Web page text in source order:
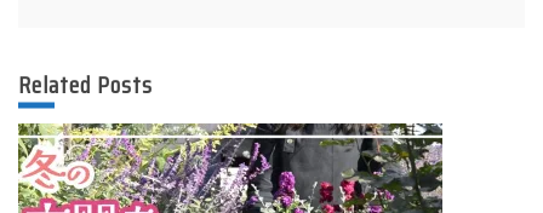
ー
シ
Related Posts